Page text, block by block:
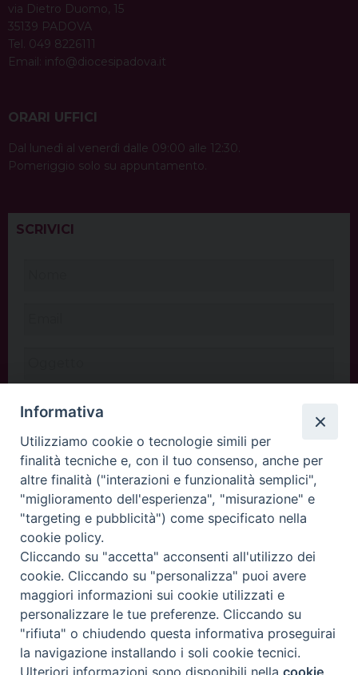
via Dietro Duomo, 15
35139 PADOVA
Tel. 049 8226111
Email: info@diocesipadova.it
ORARI UFFICI
Dal lunedì al venerdì dalle 09:00 alle 12:30.
Pomeriggio solo su appuntamento.
SCRIVICI
INVIA
Copyright© ChiesadiPadova2022 Privacy Policy
Informativa
Utilizziamo cookie o tecnologie simili per
finalità tecniche e, con il tuo consenso, anche per
altre finalità ("interazioni e funzionalità semplici",
"miglioramento dell'esperienza", "misurazione" e
"targeting e pubblicità") come specificato nella
cookie policy.
Cliccando su "accetta" acconsenti all'utilizzo dei
cookie. Cliccando su "personalizza" puoi avere
maggiori informazioni sui cookie utilizzati e
personalizzare le tue preferenze. Cliccando su
"rifiuta" o chiudendo questa informativa proseguirai
la navigazione installando i soli cookie tecnici.